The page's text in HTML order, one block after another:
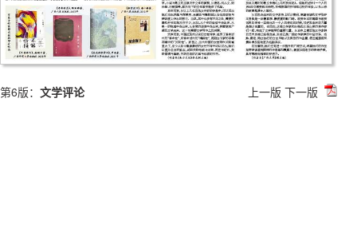
第6版： 文学评论 上一版 下一版